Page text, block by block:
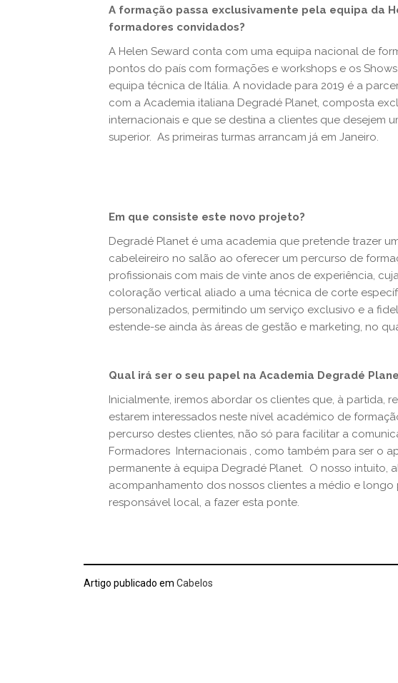
A formação passa exclusivamente pela equipa da
formadores convidados?
A Helen Seward conta com uma equipa nacional de
pontos do país com formações e workshops e os
equipa técnica de Itália. A novidade para 2019 é a
com a Academia italiana Degradé Planet, composta
internacionais e que se destina a clientes que desejem
superior. As primeiras turmas arrancam já em Janeiro.
Em que consiste este novo projeto?
Degradé Planet é uma academia que pretende trazer
cabeleireiro no salão ao oferecer um percurso de
profissionais com mais de vinte anos de experiência,
coloração vertical aliado a uma técnica de corte
personalizados, permitindo um serviço exclusivo e a
estende-se ainda às áreas de gestão e marketing, no
Qual irá ser o seu papel na Academia Degradé
Inicialmente, iremos abordar os clientes que, à partida,
estarem interessados neste nível académico de
percurso destes clientes, não só para facilitar a
Formadores Internacionais , como também para ser o
permanente à equipa Degradé Planet. O nosso intuito,
acompanhamento dos nossos clientes a médio e longo
responsável local, a fazer esta ponte.
Artigo publicado em Cabelos